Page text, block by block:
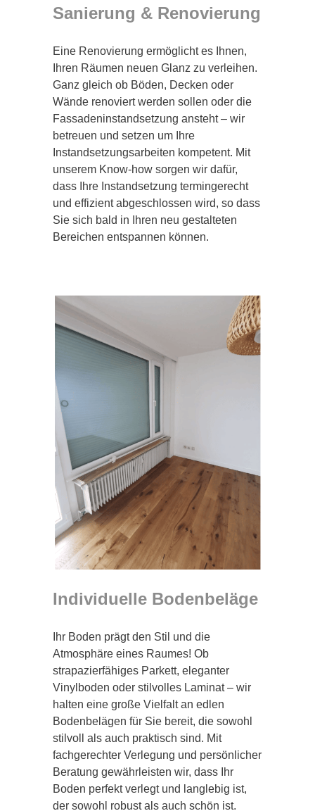
Sanierung & Renovierung
Eine Renovierung ermöglicht es Ihnen,
Ihren Räumen neuen Glanz zu verleihen.
Ganz gleich ob Böden, Decken oder
Wände renoviert werden sollen oder die
Fassadeninstandsetzung ansteht – wir
betreuen und setzen um Ihre
Instandsetzungsarbeiten kompetent. Mit
unserem Know-how sorgen wir dafür,
dass Ihre Instandsetzung termingerecht
und effizient abgeschlossen wird, so dass
Sie sich bald in Ihren neu gestalteten
Bereichen entspannen können.
Individuelle Bodenbeläge
Ihr Boden prägt den Stil und die
Atmosphäre eines Raumes! Ob
strapazierfähiges Parkett, eleganter
Vinylboden oder stilvolles Laminat – wir
halten eine große Vielfalt an edlen
Bodenbelägen für Sie bereit, die sowohl
stilvoll als auch praktisch sind. Mit
fachgerechter Verlegung und persönlicher
Beratung gewährleisten wir, dass Ihr
Boden perfekt verlegt und langlebig ist,
der sowohl robust als auch schön ist.